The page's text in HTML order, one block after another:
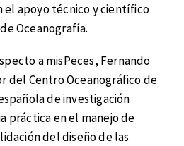
apoyo técnico y científico
Oceanografía.
a misPeces, Fernando
del Centro Oceanográfico de
de investigación
práctica en el manejo de
del diseño de las